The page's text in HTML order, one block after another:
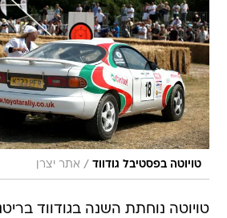
טויוטה בפסטיבל גודווד / אתר יצרן
טויוטה נוחתת השנה בגודווד